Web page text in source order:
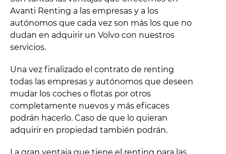
Avanti Renting a las empresas y a los
autónomos que cada vez son más los que no
dudan en adquirir un Volvo con nuestros
servicios.
Una vez finalizado el contrato de renting
todas las empresas y autónomos que deseen
mudar los coches o flotas por otros
completamente nuevos y más eficaces
podrán hacerlo. Caso de que lo quieran
adquirir en propiedad también podrán.